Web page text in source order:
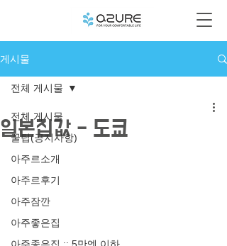
게시물
전체 게시물
꿀팁(공지사항)
아주르소개
아주르후기
아주잠깐
아주좋은집
전체 게시물
일본집값 - 도쿄